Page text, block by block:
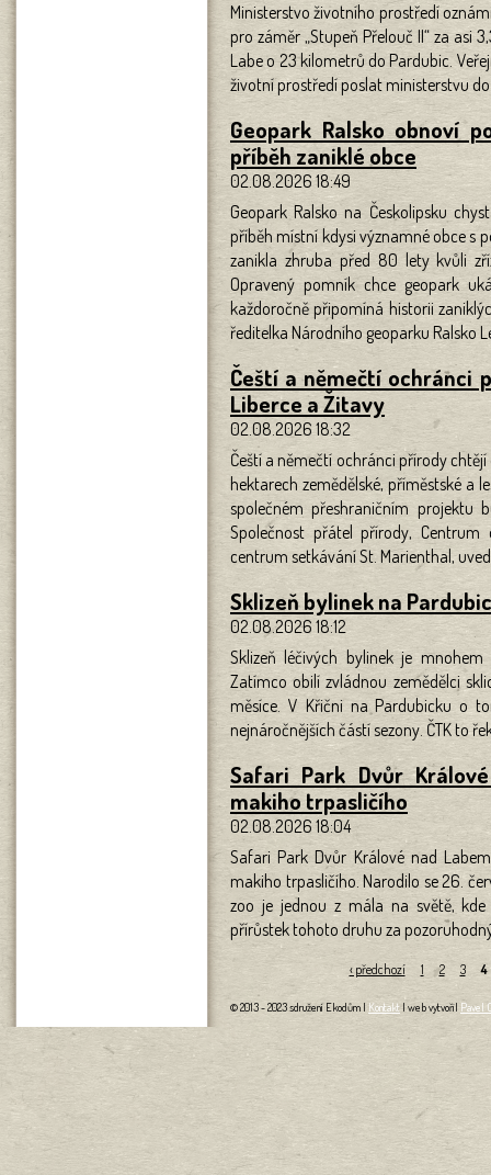
Ministerstvo životního prostředí
pro záměr „Stupeň Přelouč II“ za asi
Labe o 23 kilometrů do Pardubic.
životní prostředí poslat ministerstvu
Geopark Ralsko obnoví
příběh zaniklé obce
02.08.2026 18:49
Geopark Ralsko na Českolipsku
příběh místní kdysi významné obce s
zanikla zhruba před 80 lety kvůli
Opravený pomník chce geopark
každoročně připomíná historii
ředitelka Národního geoparku Ralsko
Čeští a němečtí ochránci
Liberce a Žitavy
02.08.2026 18:32
Čeští a němečtí ochránci přírody
hektarech zemědělské, příměstské a
společném přeshraničním projektu
Společnost přátel přírody,
centrum setkávání St. Marienthal,
Sklizeň bylinek na
02.08.2026 18:12
Sklizeň léčivých bylinek je mnohem
Zatímco obilí zvládnou zemědělci
měsíce. V Křični na Pardubicku o
nejnáročnějších částí sezony. ČTK to
Safari Park Dvůr
makiho trpasličího
02.08.2026 18:04
Safari Park Dvůr Králové nad
makiho trpasličího. Narodilo se 26.
zoo je jednou z mála na světě,
přírůstek tohoto druhu za
Stránky ‹ předchozí 1 2 3 4
© 2013 - 2023 sdružení Ekodům | Kontakt | web vytvořil Pavel